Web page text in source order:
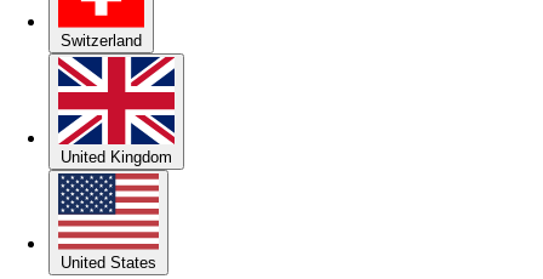
Switzerland
United Kingdom
United States